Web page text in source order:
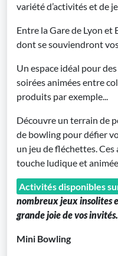
variété d’activités et de
Entre la Gare de Lyon et
dont se souviendront
Un espace idéal pour
soirées animées entre
produits par exemple...
Découvre un terrain de
de bowling pour défier
un jeu de fléchettes.
touche ludique et
Activités disponibles
nombreux jeux insolites
grande joie de vos invités.
Mini Bowling